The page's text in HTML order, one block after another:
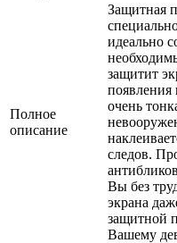
Полное
описание
Защитная
идеально
защитит
появления
очень
следов.
Вы без
экрана
защитной
Вашему